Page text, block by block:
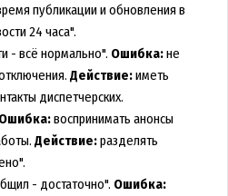
публикации и обновления в
24 часа".
- всё нормально". Ошибка:не
Действие:иметь
диспетчерских.
Ошибка:воспринимать анонсы
Действие:разделять
- достаточно". Ошибка: